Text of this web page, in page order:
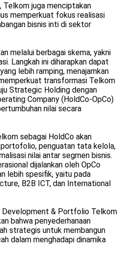
Telkom juga menciptakan
memperkuat fokus realisasi
bisnis inti di sektor
melalui berbagai skema, yakni
Langkah ini diharapkan dapat
lebih ramping, menajamkan
transformasi Telkom
Strategic Holding dengan
Company (HoldCo-OpCo)
nilai secara
sebagai HoldCo akan
penguatan tata kelola,
nilai antar segmen bisnis.
dijalankan oleh OpCo
lebih spesifik, yaitu pada
B2B ICT, dan International
& Portfolio Telkom
bahwa penyederhanaan
strategis untuk membangun
dalam menghadapi dinamika